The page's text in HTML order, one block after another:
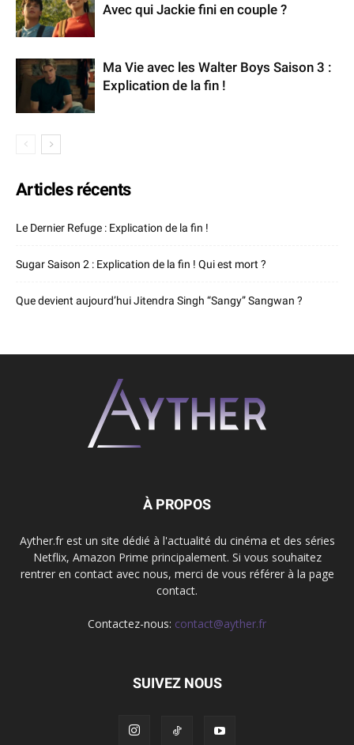
Avec qui Jackie fini en couple ?
Ma Vie avec les Walter Boys Saison 3 :
Explication de la fin !
Articles récents
Le Dernier Refuge : Explication de la fin !
Sugar Saison 2 : Explication de la fin ! Qui est mort ?
Que devient aujourd’hui Jitendra Singh “Sangy” Sangwan ?
À PROPOS
Ayther.fr est un site dédié à l'actualité du cinéma et des séries
Netflix, Amazon Prime principalement. Si vous souhaitez
rentrer en contact avec nous, merci de vous référer à la page
contact.
Contactez-nous: contact@ayther.fr
SUIVEZ NOUS